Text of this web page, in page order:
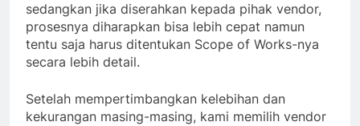
sedangkan jika diserahkan kepada pihak vendor,
prosesnya diharapkan bisa lebih cepat namun
tentu saja harus ditentukan Scope of Works-nya
secara lebih detail.
Setelah mempertimbangkan kelebihan dan
kekurangan masing-masing, kami memilih vendor